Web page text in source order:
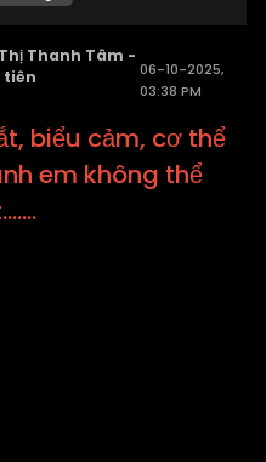
Thanh Tâm -
tiên
06-10-2025,
03:38 PM
biểu cảm, cơ thể
em không thể